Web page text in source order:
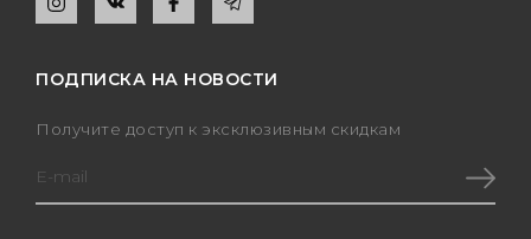
ПОДПИСКА НА НОВОСТИ
Получите доступ к эксклюзивным скидкам